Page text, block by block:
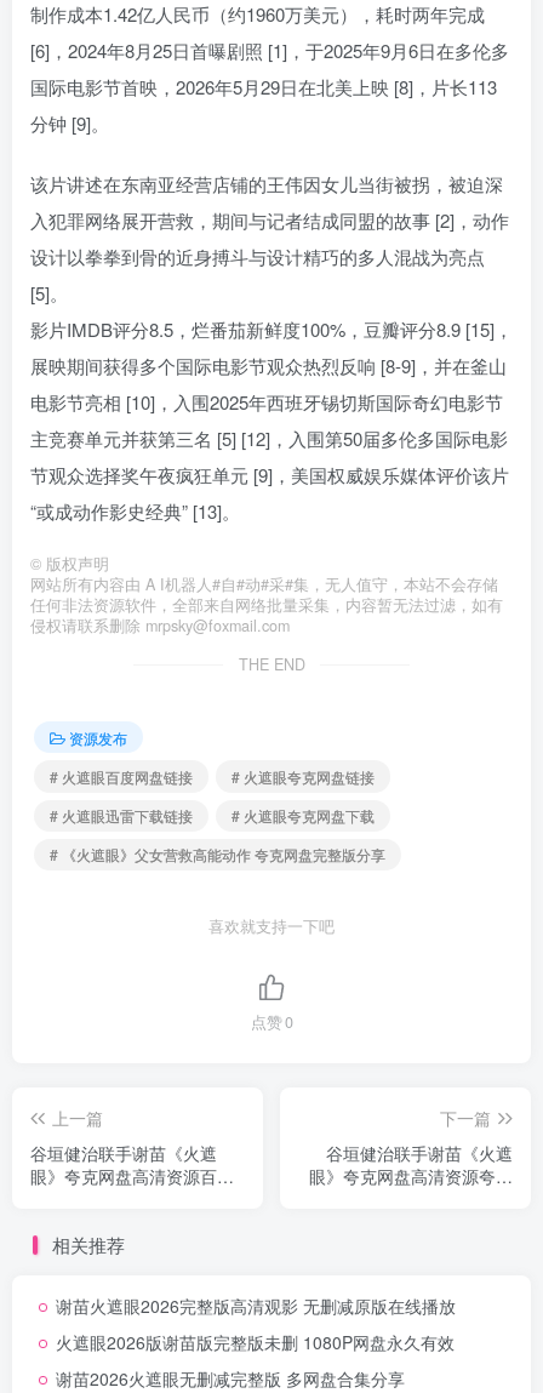
制作成本1.42亿人民币（约1960万美元），耗时两年完成
[6]，2024年8月25日首曝剧照 [1]，于2025年9月6日在多伦多
国际电影节首映，2026年5月29日在北美上映 [8]，片长113
分钟 [9]。
该片讲述在东南亚经营店铺的王伟因女儿当街被拐，被迫深
入犯罪网络展开营救，期间与记者结成同盟的故事 [2]，动作
设计以拳拳到骨的近身搏斗与设计精巧的多人混战为亮点
[5]。
影片IMDB评分8.5，烂番茄新鲜度100%，豆瓣评分8.9 [15]，
展映期间获得多个国际电影节观众热烈反响 [8-9]，并在釜山
电影节亮相 [10]，入围2025年西班牙锡切斯国际奇幻电影节
主竞赛单元并获第三名 [5] [12]，入围第50届多伦多国际电影
节观众选择奖午夜疯狂单元 [9]，美国权威娱乐媒体评价该片
“或成动作影史经典” [13]。
© 版权声明
网站所有内容由 A I机器人#自#动#采#集，无人值守，本站不会存储
任何非法资源软件，全部来自网络批量采集，内容暂无法过滤，如有
侵权请联系删除 mrpsky@foxmail.com
THE END
资源发布
# 火遮眼百度网盘链接
# 火遮眼夸克网盘链接
# 火遮眼迅雷下载链接
# 火遮眼夸克网盘下载
# 《火遮眼》父女营救高能动作 夸克网盘完整版分享
喜欢就支持一下吧
点赞0
上一篇
谷垣健治联手谢苗《火遮
眼》夸克网盘高清资源百度
下一篇
谷垣健治联手谢苗《火遮
眼》夸克网盘高清资源夸克
相关推荐
谢苗火遮眼2026完整版高清观影 无删减原版在线播放
火遮眼2026版谢苗版完整版未删 1080P网盘永久有效
谢苗2026火遮眼无删减完整版 多网盘合集分享